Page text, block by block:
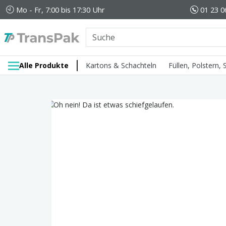
Mo - Fr, 7:00 bis 17:30 Uhr 01 23
Alle Produkte Kartons & Schachteln Füllen, Polstern,